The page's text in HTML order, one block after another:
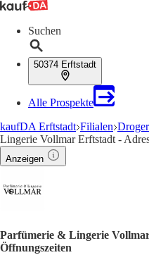
Suchen
50374 Erftstadt
Alle Prospekte
kaufDA Erftstadt Filialen
Lingerie Vollmar Erftstadt -
Anzeigen
Parfümerie & Lingerie
Öffnungszeiten